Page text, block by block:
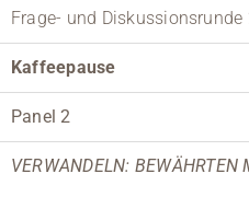
Frage- und Diskussionsrunde
Kaffeepause
Panel 2
VERWANDELN: BEWÄHRTEN